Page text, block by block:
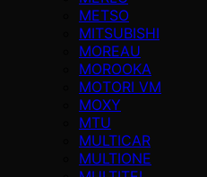
METSO
MITSUBISHI
MOREAU
MOROOKA
MOTORI VM
MOXY
MTU
MULTICAR
MULTIONE